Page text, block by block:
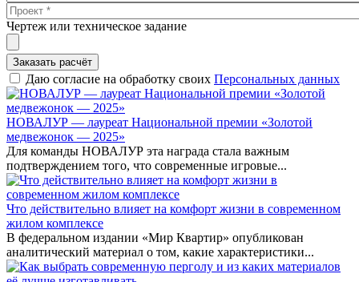
Чертеж или техническое задание
Заказать расчёт
Даю согласие на обработку своих Персональных данных
НОВАЛУР — лауреат Национальной премии «Золотой
медвежонок — 2025»
Для команды НОВАЛУР эта награда стала важным
подтверждением того, что современные игровые...
Что действительно влияет на комфорт жизни в современном
жилом комплексе
В федеральном издании «Мир Квартир» опубликован
аналитический материал о том, какие характеристики...